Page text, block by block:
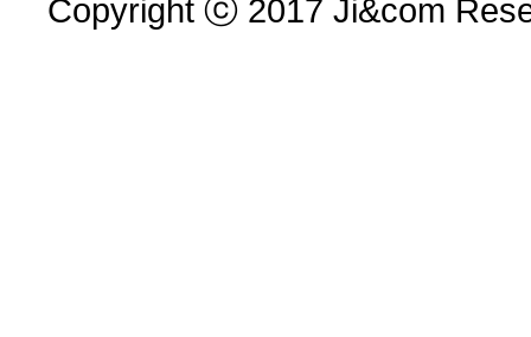
Copyright ⓒ 2017 Ji&com